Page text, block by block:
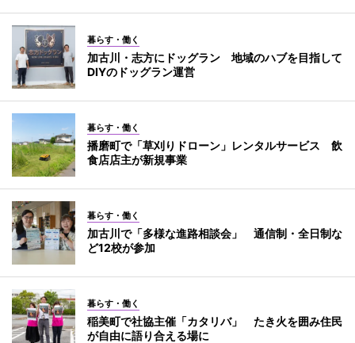
暮らす・働く
加古川・志方にドッグラン 地域のハブを目指して
DIYのドッグラン運営
暮らす・働く
播磨町で「草刈りドローン」レンタルサービス 飲
食店店主が新規事業
暮らす・働く
加古川で「多様な進路相談会」 通信制・全日制な
ど12校が参加
暮らす・働く
稲美町で社協主催「カタリバ」 たき火を囲み住民
が自由に語り合える場に